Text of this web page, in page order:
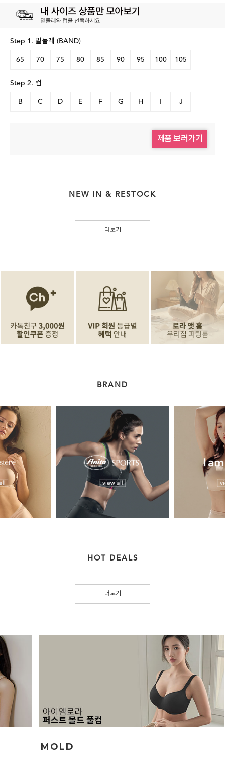
Step 1. 밑둘레 (BAND)
65 70 75 80 85 90 95 100 105
Step 2. 컵
B C D E F G H J
제품 보러가기
NEW IN & RESTOCK
더보기
BRAND
HOT DEALS
더보기
MOLD